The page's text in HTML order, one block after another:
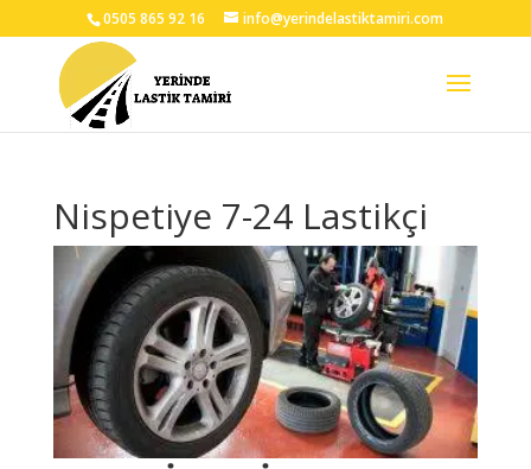
0505 865 92 16 info@yerindelastiktamiri.com
Nispetiye 7-24 Lastikçi